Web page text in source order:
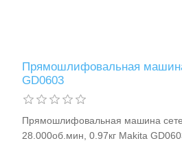
Прямошлифовальная
GD0603
Прямошлифовальная машина
28.000об.мин, 0.97кг Makita